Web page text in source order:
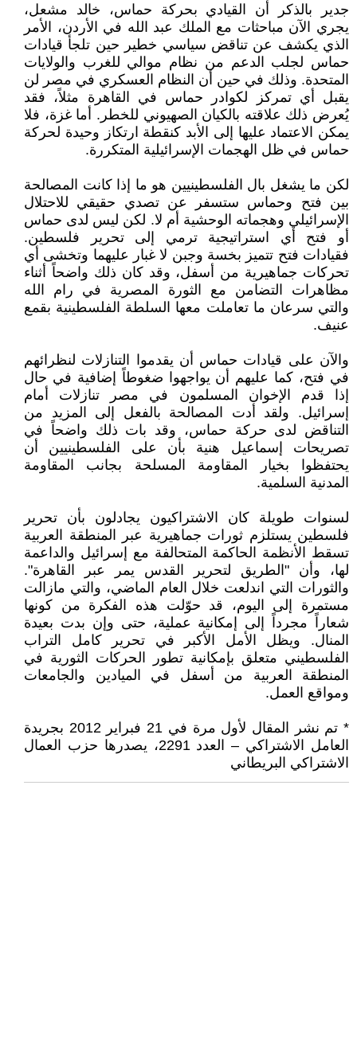
جدير بالذكر أن القيادي بحركة حماس، خالد مشعل،
يجري الآن مباحثات مع الملك عبد الله في الأردن، الأمر
الذي يكشف عن تناقض سياسي خطير حين تلجأ قيادات
حماس لجلب الدعم من نظام موالي للغرب والولايات
المتحدة. وذلك في حين أن النظام العسكري في مصر لن
يقبل أي تمركز لكوادر حماس في القاهرة مثلاً، فقد
يُعرض ذلك علاقته بالكيان الصهيوني للخطر. أما غزة، فلا
يمكن الاعتماد عليها إلى الأبد كنقطة ارتكاز وحيدة لحركة
حماس في ظل الهجمات الإسرائيلية المتكررة.
لكن ما يشغل بال الفلسطينيين هو ما إذا كانت المصالحة
بين فتح وحماس ستسفر عن تصدي حقيقي للاحتلال
الإسرائيلي وهجماته الوحشية أم لا. لكن ليس لدى حماس
أو فتح أي استراتيجية ترمي إلى تحرير فلسطين.
فقيادات فتح تتميز بخسة وجبن لا غبار عليهما وتخشى أي
تحركات جماهيرية من أسفل، وقد كان ذلك واضحاً أثناء
مظاهرات التضامن مع الثورة المصرية في رام الله
والتي سرعان ما تعاملت معها السلطة الفلسطينية بقمع
عنيف.
والآن على قيادات حماس أن يقدموا التنازلات لنظرائهم
في فتح، كما عليهم أن يواجهوا ضغوطاً إضافية في حال
إذا قدم الإخوان المسلمون في مصر تنازلات أمام
إسرائيل. ولقد أدت المصالحة بالفعل إلى المزيد من
التناقض لدى حركة حماس، وقد بات ذلك واضحاً في
تصريحات إسماعيل هنية بأن على الفلسطينيين أن
يحتفظوا بخيار المقاومة المسلحة بجانب المقاومة
المدنية السلمية.
لسنوات طويلة كان الاشتراكيون يجادلون بأن تحرير
فلسطين يستلزم ثورات جماهيرية عبر المنطقة العربية
تسقط الأنظمة الحاكمة المتحالفة مع إسرائيل والداعمة
لها، وأن "الطريق لتحرير القدس يمر عبر القاهرة".
والثورات التي اندلعت خلال العام الماضي، والتي مازالت
مستمرة إلى اليوم، قد حوّلت هذه الفكرة من كونها
شعاراً مجرداً إلى إمكانية عملية، حتى وإن بدت بعيدة
المنال. ويظل الأمل الأكبر في تحرير كامل التراب
الفلسطيني متعلق بإمكانية تطور الحركات الثورية في
المنطقة العربية من أسفل في الميادين والجامعات
ومواقع العمل.
* تم نشر المقال لأول مرة في 21 فبراير 2012 بجريدة
العامل الاشتراكي – العدد 2291، يصدرها حزب العمال
الاشتراكي البريطاني